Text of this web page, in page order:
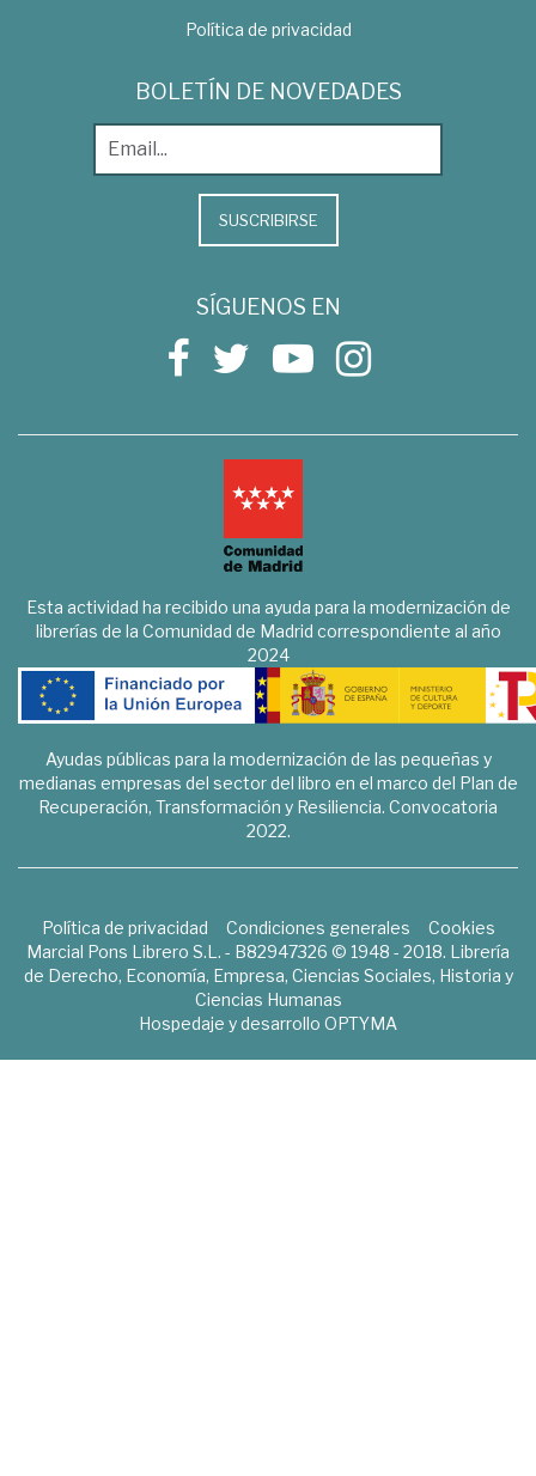
Política de privacidad
BOLETÍN DE NOVEDADES
SUSCRIBIRSE
SÍGUENOS EN
Esta actividad ha recibido una ayuda para la modernización de
librerías de la Comunidad de Madrid correspondiente al año
2024
Ayudas públicas para la modernización de las pequeñas y
medianas empresas del sector del libro en el marco del Plan de
Recuperación, Transformación y Resiliencia. Convocatoria
2022.
Política de privacidad Condiciones generales
Cookies
Marcial Pons Librero S.L. - B82947326 © 1948 - 2018. Librería
de Derecho, Economía, Empresa, Ciencias Sociales, Historia y
Ciencias Humanas
Hospedaje y desarrollo OPTYMA